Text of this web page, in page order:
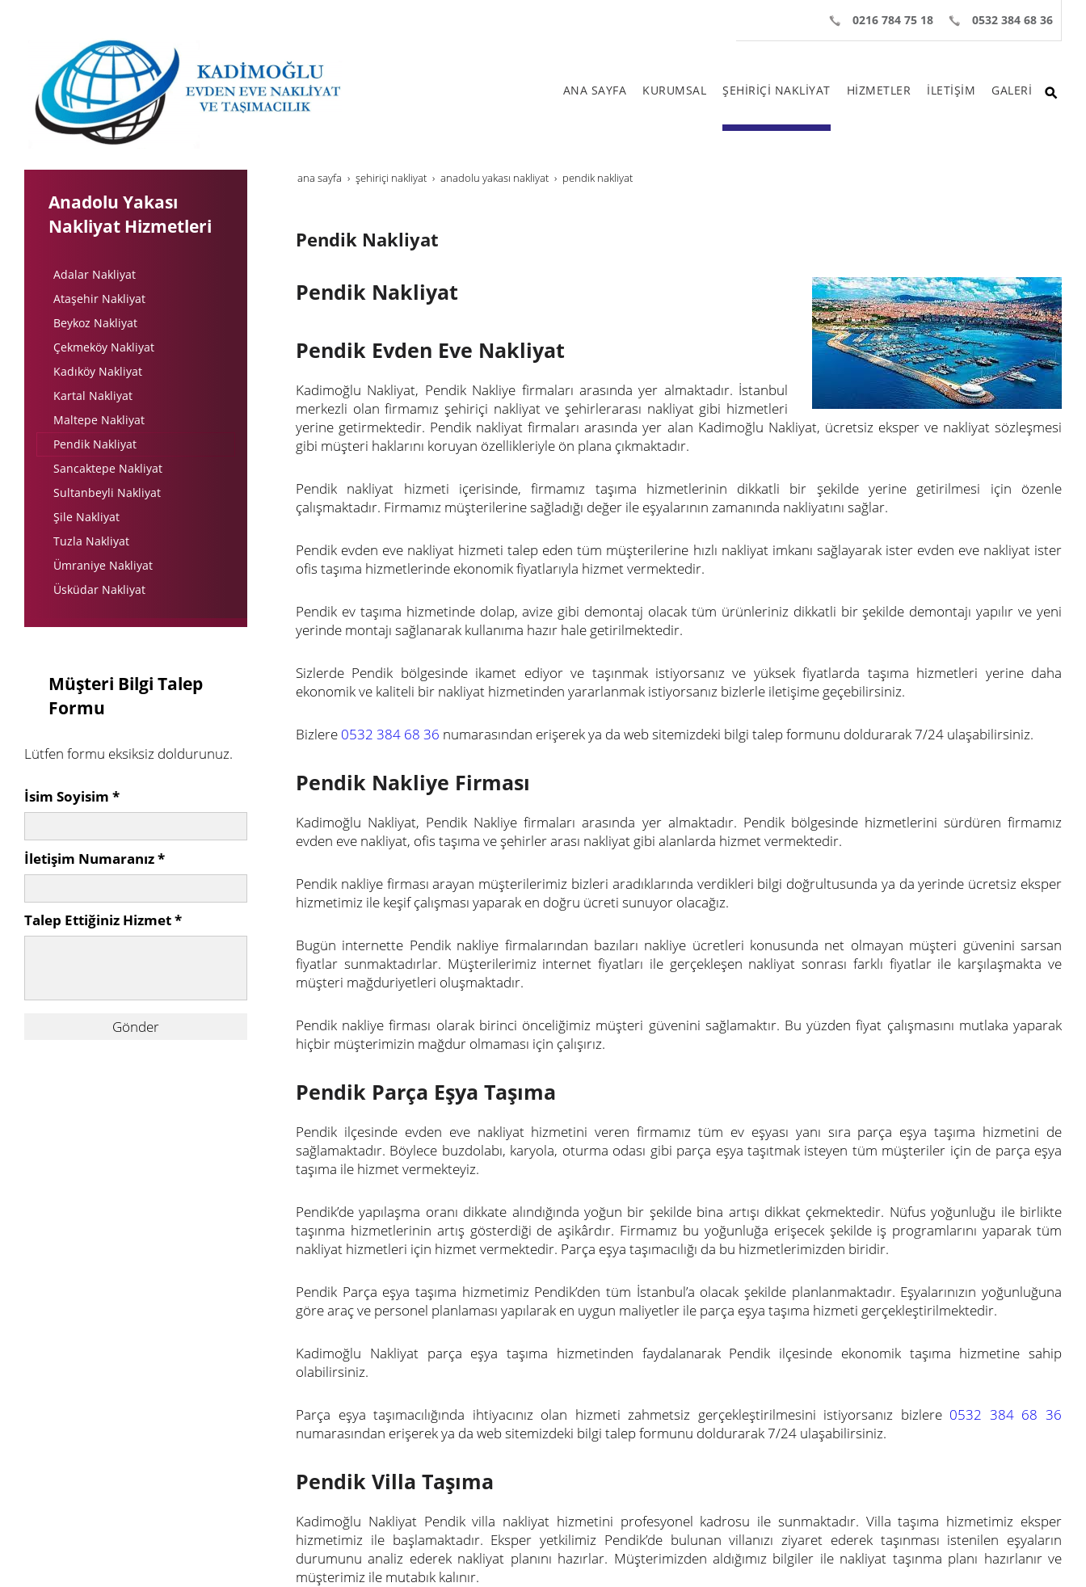
0216 784 75 18 0532 384 68 36
ANA SAYFA KURUMSAL ŞEHİRİÇİ NAKLİYAT HİZMETLER İLETİŞİM GALERİ
ana sayfa şehi̇ri̇çi̇ nakli̇yat anadolu yakası nakliyat pendik nakliyat
Pendik Nakliyat
Pendik Nakliyat
Pendik Evden Eve Nakliyat
Kadimoğlu Nakliyat, Pendik Nakliye firmaları arasında yer almaktadır. İstanbul
merkezli olan firmamız şehiriçi nakliyat ve şehirlerarası nakliyat gibi hizmetleri
yerine getirmektedir. Pendik nakliyat firmaları arasında yer alan Kadimoğlu Nakliyat, ücretsiz eksper ve nakliyat sözleşmesi
gibi müşteri haklarını koruyan özellikleriyle ön plana çıkmaktadır.
Pendik nakliyat hizmeti içerisinde, firmamız taşıma hizmetlerinin dikkatli bir şekilde yerine getirilmesi için özenle
çalışmaktadır. Firmamız müşterilerine sağladığı değer ile eşyalarının zamanında nakliyatını sağlar.
Pendik evden eve nakliyat hizmeti talep eden tüm müşterilerine hızlı nakliyat imkanı sağlayarak ister evden eve nakliyat ister
ofis taşıma hizmetlerinde ekonomik fiyatlarıyla hizmet vermektedir.
Pendik ev taşıma hizmetinde dolap, avize gibi demontaj olacak tüm ürünleriniz dikkatli bir şekilde demontajı yapılır ve yeni
yerinde montajı sağlanarak kullanıma hazır hale getirilmektedir.
Sizlerde Pendik bölgesinde ikamet ediyor ve taşınmak istiyorsanız ve yüksek fiyatlarda taşıma hizmetleri yerine daha
ekonomik ve kaliteli bir nakliyat hizmetinden yararlanmak istiyorsanız bizlerle iletişime geçebilirsiniz.
Bizlere 0532 384 68 36 numarasından erişerek ya da web sitemizdeki bilgi talep formunu doldurarak 7/24 ulaşabilirsiniz.
Pendik Nakliye Firması
Kadimoğlu Nakliyat, Pendik Nakliye firmaları arasında yer almaktadır. Pendik bölgesinde hizmetlerini sürdüren firmamız
evden eve nakliyat, ofis taşıma ve şehirler arası nakliyat gibi alanlarda hizmet vermektedir.
Pendik nakliye firması arayan müşterilerimiz bizleri aradıklarında verdikleri bilgi doğrultusunda ya da yerinde ücretsiz eksper
hizmetimiz ile keşif çalışması yaparak en doğru ücreti sunuyor olacağız.
Bugün internette Pendik nakliye firmalarından bazıları nakliye ücretleri konusunda net olmayan müşteri güvenini sarsan
fiyatlar sunmaktadırlar. Müşterilerimiz internet fiyatları ile gerçekleşen nakliyat sonrası farklı fiyatlar ile karşılaşmakta ve
müşteri mağduriyetleri oluşmaktadır.
Pendik nakliye firması olarak birinci önceliğimiz müşteri güvenini sağlamaktır. Bu yüzden fiyat çalışmasını mutlaka yaparak
hiçbir müşterimizin mağdur olmaması için çalışırız.
Pendik Parça Eşya Taşıma
Pendik ilçesinde evden eve nakliyat hizmetini veren firmamız tüm ev eşyası yanı sıra parça eşya taşıma hizmetini de
sağlamaktadır. Böylece buzdolabı, karyola, oturma odası gibi parça eşya taşıtmak isteyen tüm müşteriler için de parça eşya
taşıma ile hizmet vermekteyiz.
Pendik’de yapılaşma oranı dikkate alındığında yoğun bir şekilde bina artışı dikkat çekmektedir. Nüfus yoğunluğu ile birlikte
taşınma hizmetlerinin artış gösterdiği de aşikârdır. Firmamız bu yoğunluğa erişecek şekilde iş programlarını yaparak tüm
nakliyat hizmetleri için hizmet vermektedir. Parça eşya taşımacılığı da bu hizmetlerimizden biridir.
Pendik Parça eşya taşıma hizmetimiz Pendik’den tüm İstanbul’a olacak şekilde planlanmaktadır. Eşyalarınızın yoğunluğuna
göre araç ve personel planlaması yapılarak en uygun maliyetler ile parça eşya taşıma hizmeti gerçekleştirilmektedir.
Kadimoğlu Nakliyat parça eşya taşıma hizmetinden faydalanarak Pendik ilçesinde ekonomik taşıma hizmetine sahip
olabilirsiniz.
Parça eşya taşımacılığında ihtiyacınız olan hizmeti zahmetsiz gerçekleştirilmesini istiyorsanız bizlere 0532 384 68 36
numarasından erişerek ya da web sitemizdeki bilgi talep formunu doldurarak 7/24 ulaşabilirsiniz.
Pendik Villa Taşıma
Kadimoğlu Nakliyat Pendik villa nakliyat hizmetini profesyonel kadrosu ile sunmaktadır. Villa taşıma hizmetimiz eksper
hizmetimiz ile başlamaktadır. Eksper yetkilimiz Pendik’de bulunan villanızı ziyaret ederek taşınması istenilen eşyaların
durumunu analiz ederek nakliyat planını hazırlar. Müşterimizden aldığımız bilgiler ile nakliyat taşınma planı hazırlanır ve
müşterimiz ile mutabık kalınır.
Anadolu Yakası
Nakliyat Hizmetleri
Adalar Nakliyat
Ataşehir Nakliyat
Beykoz Nakliyat
Çekmeköy Nakliyat
Kadıköy Nakliyat
Kartal Nakliyat
Maltepe Nakliyat
Pendik Nakliyat
Sancaktepe Nakliyat
Sultanbeyli Nakliyat
Şile Nakliyat
Tuzla Nakliyat
Ümraniye Nakliyat
Üsküdar Nakliyat
Müşteri Bilgi Talep
Formu
Lütfen formu eksiksiz doldurunuz.
İsim Soyisim *
İletişim Numaranız *
Talep Ettiğiniz Hizmet *
Gönder